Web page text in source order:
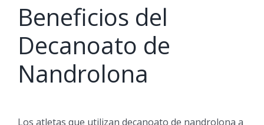
Beneficios del
Decanoato de
Nandrolona
Los atletas que utilizan decanoato de nandrolona a